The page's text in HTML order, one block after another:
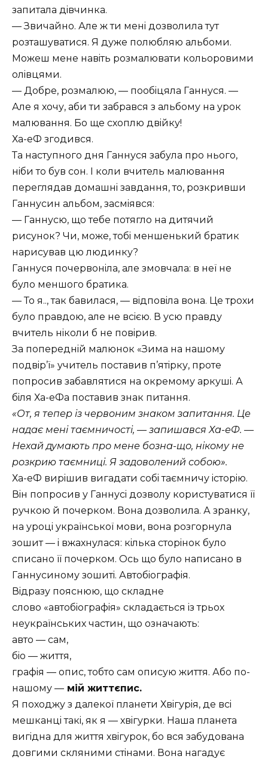
запитала дiвчинка.
— Звичайно. Але ж ти менi дозволила тут
розташуватися. Я дуже полюбляю альбоми.
Можеш мене навiть розмалювати кольоровими
олiвцями.
— Добре, розмалюю, — пообiцяла Ганнуся. —
Але я хочу, аби ти забрався з альбому на урок
малювання. Бо ще схоплю двiйку!
Ха-еФ згодився.
Та наступного дня Ганнуся забула про нього,
нiби то був сон. I коли вчитель малювання
переглядав домашнi завдання, то, розкривши
Ганнусин альбом, засмiявся:
— Ганнусю, що тебе потягло на дитячий
рисунок? Чи, може, тобi меншенький братик
нарисував цю людинку?
Ганнуся почервонiла, але змовчала: в неï не
було меншого братика.
— То я.., так бавилася, — вiдповiла вона. Це трохи
було правдою, але не всiєю. В усю правду
вчитель нiколи б не повiрив.
За попереднiй малюнок
Зима на нашому
подвiр’ï
учитель поставив п’ятiрку, проте
попросив забавлятися на окремому аркушi. А
бiля Ха-еФа поставив знак питання.
От, я тепер iз червоним знаком запитання. Це
надає менi таємничостi, — запишався Ха-еФ. —
Нехай думають про мене бозна-що, нiкому не
розкрию таємницi. Я задоволений собою .
Ха-еФ вирiшив вигадати собi таємничу iсторiю.
Вiн попросив у Ганнусi дозволу користуватися ïï
ручкою й почерком. Вона дозволила. А зранку,
на уроцi украïнськоï мови, вона розгорнула
зошит — i вжахнулася: кiлька сторiнок було
списано ïï почерком. Ось що було написано в
Ганнусиному зошитi. Автобiографiя.
Вiдразу пояснюю, що складне
слово
автобiографiя
складається iз трьох
неукраïнських частин, що означають:
авто — сам,
бiо — життя,
графiя — опис, тобто сам описую життя. Або по-
нашому — мiй життєпис.
Я походжу з далекоï планети Хвiгурiя, де всi
мешканцi такi, як я — хвiгурки. Наша планета
вигiдна для життя хвiгурок, бо вся забудована
довгими скляними стiнами. Вона нагадує